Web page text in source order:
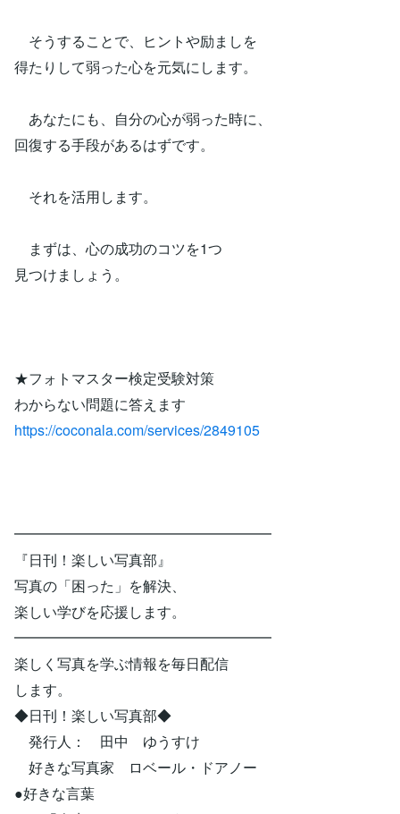
そうすることで、ヒントや励ましを
得たりして弱った心を元気にします。
あなたにも、自分の心が弱った時に、
回復する手段があるはずです。
それを活用します。
まずは、心の成功のコツを1つ
見つけましょう。
★フォトマスター検定受験対策
わからない問題に答えます
https://coconala.com/services/2849105
━━━━━━━━━━━━━━━━━━
『日刊！楽しい写真部』
写真の「困った」を解決、
楽しい学びを応援します。
━━━━━━━━━━━━━━━━━━
楽しく写真を学ぶ情報を毎日配信
します。
◆日刊！楽しい写真部◆
発行人： 田中 ゆうすけ
好きな写真家 ロベール・ドアノー
●好きな言葉